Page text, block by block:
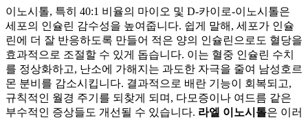
이노시톨, 특히 40:1 비율의 마이오 및 D-카이로-이노시톨은
세포의 인슐린 감수성을 높여줍니다. 쉽게 말해, 세포가 인슐
린에 더 잘 반응하도록 만들어 적은 양의 인슐린으로도 혈당을
효과적으로 조절할 수 있게 돕습니다. 이는 혈중 인슐린 수치
를 정상화하고, 난소에 가해지는 과도한 자극을 줄여 남성호르
몬 분비를 감소시킵니다. 결과적으로 배란 기능이 회복되고,
규칙적인 월경 주기를 되찾게 되며, 다모증이나 여드름 같은
부수적인 증상들도 개선될 수 있습니다. 라엘 이노시톨은 이러